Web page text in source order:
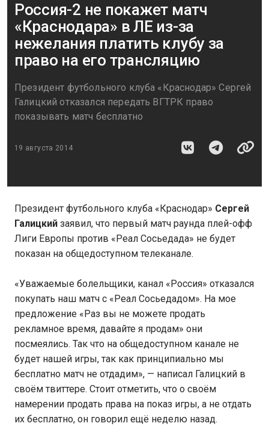
Россия-2 не покажет матч
«Краснодара» в ЛЕ из-за
нежелания платить клубу за
право на его трансляцию
Президент футбольного клуба «Краснодар» Сергей
Галицкий отказался передать ВГТРК право
показывать матч бесплатно
19 августа 2014
Президент футбольного клуба «Краснодар» Сергей
Галицкий заявил, что первый матч раунда плей-офф
Лиги Европы против «Реал Сосьедада» не будет
показан на общедоступном телеканале.
«Уважаемые болельщики, канал «Россия» отказался
покупать наш матч с «Реал Сосьедадом». На мое
предложение «Раз вы не можете продать
рекламное время, давайте я продам» они
посмеялись. Так что на общедоступном канале не
будет нашей игры, так как принципиально мы
бесплатно матч не отдадим», — написал Галицкий в
своём твиттере. Стоит отметить, что о своём
намерении продать права на показ игры, а не отдать
их бесплатно, он говорил ещё неделю назад.